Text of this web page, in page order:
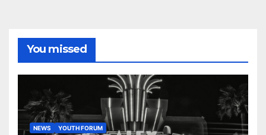
You missed
NEWS YOUTH FORUM